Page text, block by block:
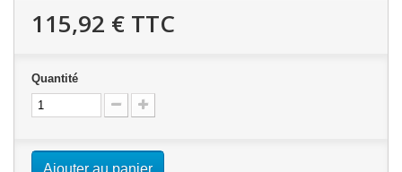
115,92 € TTC
Quantité
Ajouter au panier